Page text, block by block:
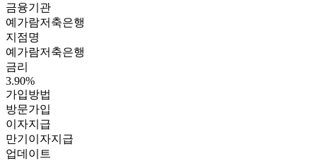
금융기관
예가람저축은행
지점명
예가람저축은행
금리
3.90%
가입방법
방문가입
이자지급
만기이자지급
업데이트